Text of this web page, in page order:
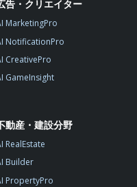
告・クリエイター
MarketingPro
NotificationPro
CreativePro
GameInsight
動産・建設分野
RealEstate
Builder
PropertyPro